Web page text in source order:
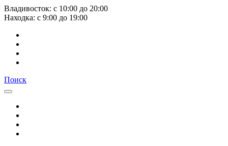
Владивосток: с 10:00 до 20:00
Находка: с 9:00 до 19:00
Поиск